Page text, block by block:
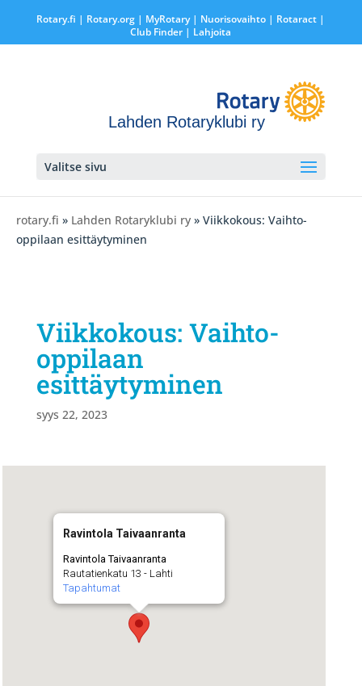
Rotary.fi | Rotary.org | MyRotary | Nuorisovaihto | Rotaract |
Club Finder | Lahjoita
Lahden Rotaryklubi ry
Valitse sivu
rotary.fi » Lahden Rotaryklubi ry » Viikkokous: Vaihto-
oppilaan esittäytyminen
Viikkokous: Vaihto-
oppilaan
esittäytyminen
syys 22, 2023
Ravintola Taivaanranta
Ravintola Taivaanranta
Rautatienkatu 13 - Lahti
Tapahtumat